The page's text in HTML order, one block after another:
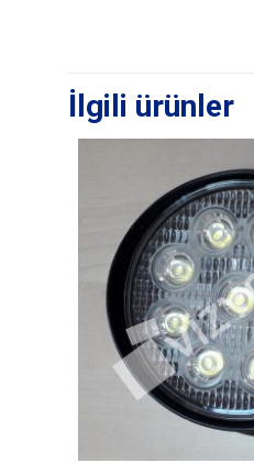
İlgili ürünler